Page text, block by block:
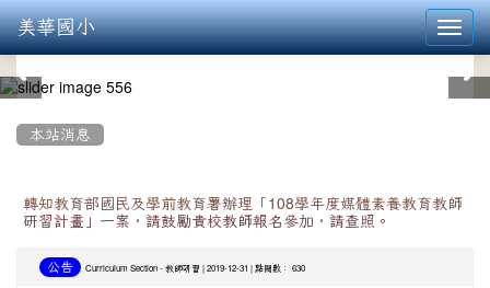
美華國小
本站消息
轉知教育部國民及學前教育署辦理「108學年度媒體素養教育教師
研習計畫」一案，請鼓勵貴校教師報名參加，請查照。
公告 Curriculum Section - 教師研習 | 2019-12-31 | 點閱數： 630